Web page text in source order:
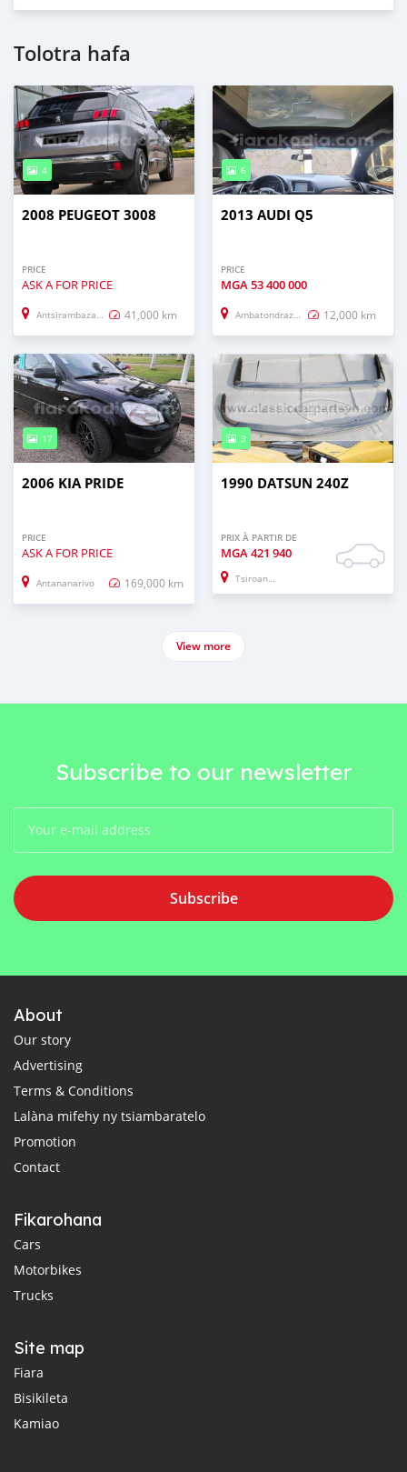
Tolotra hafa
4
2008 PEUGEOT 3008
PRICE
ASK A FOR PRICE
Antsirambazaha (Andoany, Hell–City) 41,000 km
6
2013 AUDI Q5
PRICE
MGA53 400 000
Ambatondrazaka 12,000 km
17
2006 KIA PRIDE
PRICE
ASK A FOR PRICE
Antananarivo 169,000 km
3
1990 DATSUN 240Z
PRIX À PARTIR DE
MGA421 940
Tsiroanomandregion_idy
View more
Subscribe to our newsletter
Subscribe
About
Our story
Advertising
Terms & Conditions
Lalàna mifehy ny tsiambaratelo
Promotion
Contact
Fikarohana
Cars
Motorbikes
Trucks
Site map
Fiara
Bisikileta
Kamiao